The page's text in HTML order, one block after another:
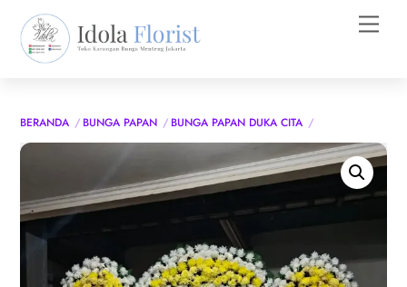
content
BERANDA BUNGA PAPAN BUNGA PAPAN DUKA CITA